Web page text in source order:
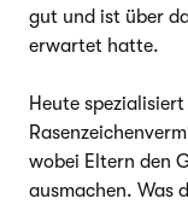
gut und ist über
erwartet hatte.
Heute
wobei Eltern den
ausmachen. Was